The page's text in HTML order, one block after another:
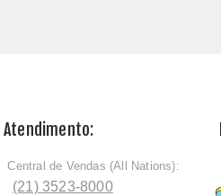
Atendimento:
ﾠCentral de Vendas (All Nations):
(21) 3523-8000